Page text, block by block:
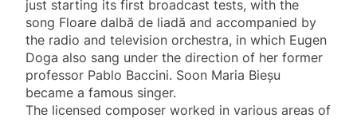
just starting its first broadcast tests, with the
song Floare dalbă de liadă and accompanied by
the radio and television orchestra, in which Eugen
Doga also sang under the direction of her former
professor Pablo Baccini. Soon Maria Bieșu
became a famous singer.
The licensed composer worked in various areas of